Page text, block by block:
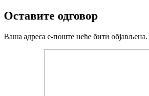
Оставите одговор
Ваша адреса е-поште неће бити објављена.